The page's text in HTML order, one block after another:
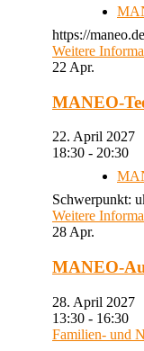
https://
Weitere
22 Apr.
MANEO-
22. April 2027
18:30 - 20:30
Schwerpunkt:
Weitere
28Apr.
MANEO-
28. April 2027
13:30 - 16:30
Familien- und